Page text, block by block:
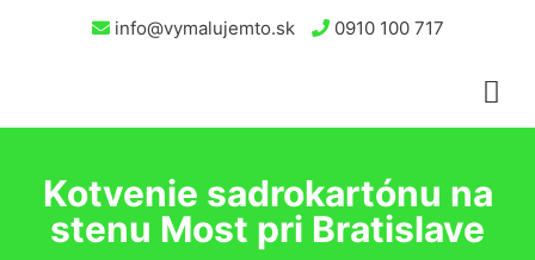
info@vymalujemto.sk 0910 100 717
Kotvenie sadrokartónu na
stenu Most pri Bratislave